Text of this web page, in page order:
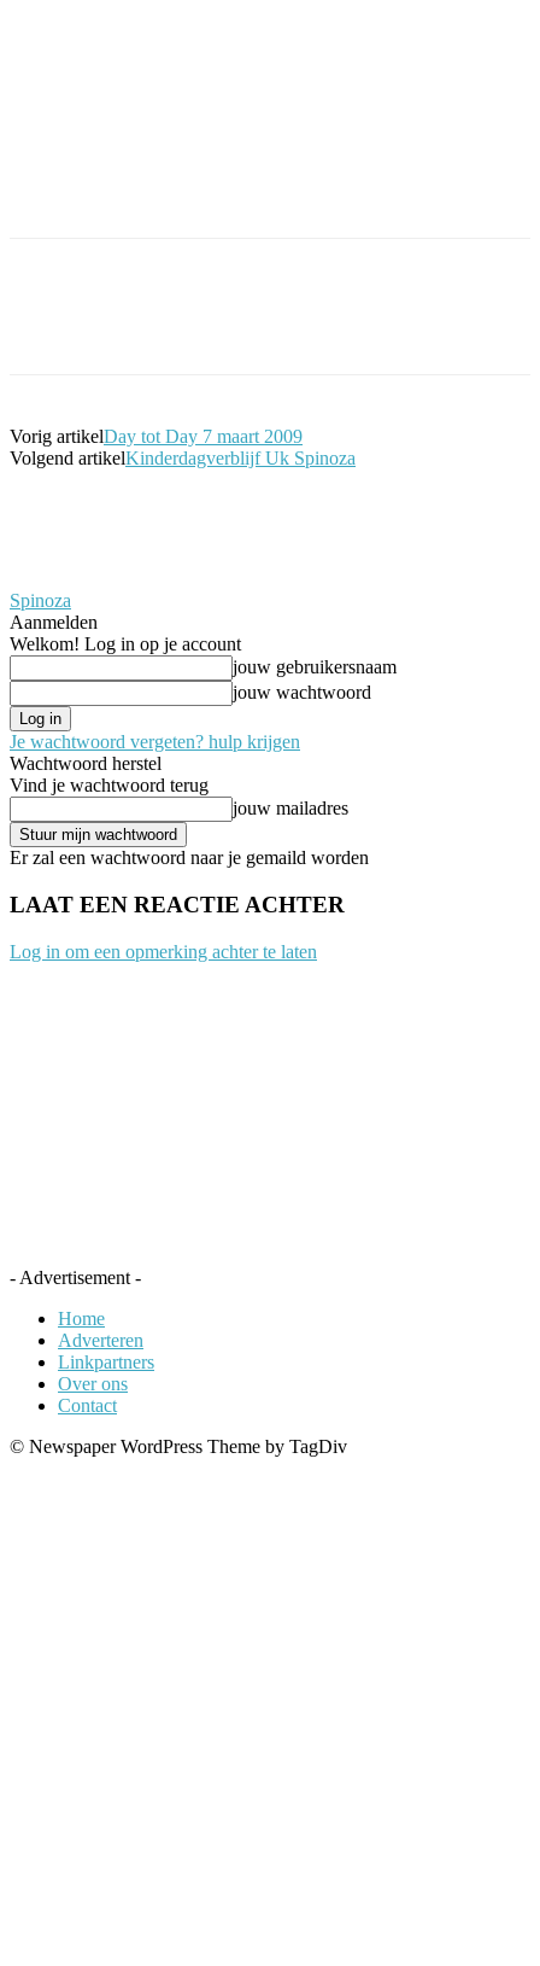
Vorig artikelDay tot Day 7 maart 2009
Volgend artikelKinderdagverblijf Uk Spinoza
Spinoza
Aanmelden
Welkom! Log in op je account
jouw gebruikersnaam
jouw wachtwoord
Je wachtwoord vergeten? hulp krijgen
Wachtwoord herstel
Vind je wachtwoord terug
jouw mailadres
Er zal een wachtwoord naar je gemaild worden
LAAT EEN REACTIE ACHTER
Log in om een opmerking achter te laten
- Advertisement -
Home
Adverteren
Linkpartners
Over ons
Contact
© Newspaper WordPress Theme by TagDiv